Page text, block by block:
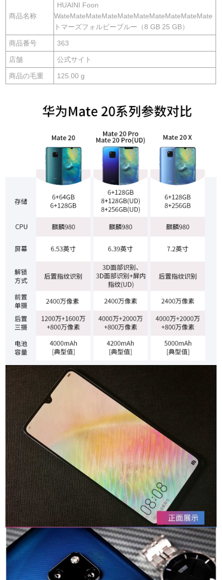
商品名称
HUAINI Foon
WateMateMateMateMateMateMateMateMateMate
トマーズフォルビーブルー（8 GB 25 GB）
商品番号 363
店舗 公式サイト
商品の毛重 125.00 g